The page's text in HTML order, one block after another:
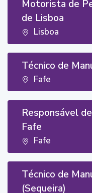
Motorista de
de Lisboa
Lisboa
Técnico de
Fafe
Responsável
Fafe
Fafe
Técnico de
(Sequeira)